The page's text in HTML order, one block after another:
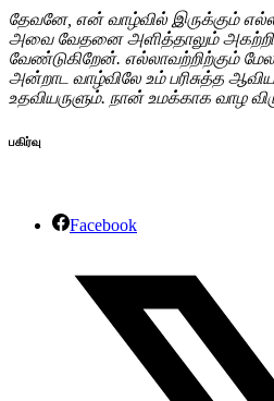
தேவனே, என் வாழ்வில் இருக்கும்
அவை வேதனை அளித்தாலும்
வேண்டுகிறேன். எல்லாவற்றிற்கும்
அன்றாட வாழ்விலே உம் பரிசுத்த
உதவியருளும். நான் உமக்காக வாழ
பகிர்வு
Facebook